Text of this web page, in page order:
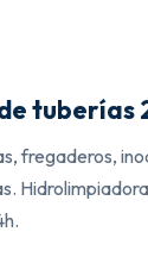
tuberías
fregaderos,